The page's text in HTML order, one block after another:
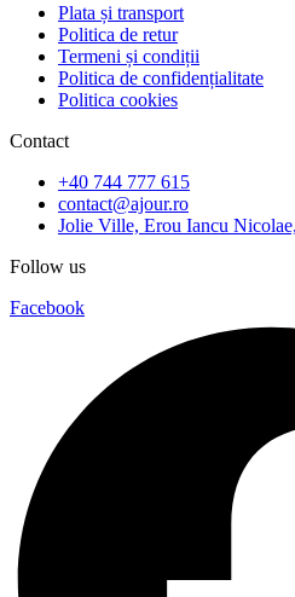
Plata și transport
Politica de retur
Termeni și condiții
Politica de confidențialitate
Politica cookies
Contact
+40 744 777 615
contact@ajour.ro
Jolie Ville, Erou Iancu
Follow us
Facebook